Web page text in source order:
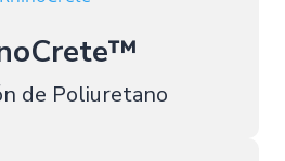
de Poliuretano